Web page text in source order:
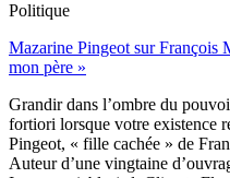
Politique
Mazarine Pingeot sur François
mon père »
Grandir dans l’ombre du
fortiori lorsque votre existence
Pingeot, « fille cachée » de
Auteur d’une vingtaine